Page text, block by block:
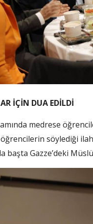
İÇİN DUA EDİLDİ
medrese
söylediği
başta Gazze’deki